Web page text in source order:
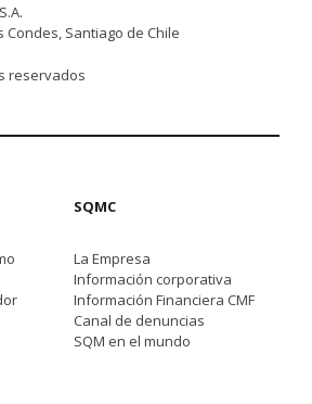
Condes, Santiago de Chile
reservados
SQMC
La Empresa
Información corporativa
Información Financiera CMF
Canal de denuncias
SQM en el mundo